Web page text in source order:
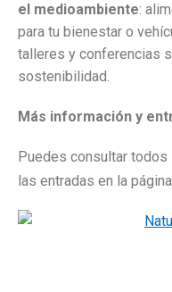
el medioambiente:
para tu bienestar o
talleres y conferencias
sostenibilidad.
Más información y
Puedes consultar
las entradas en la